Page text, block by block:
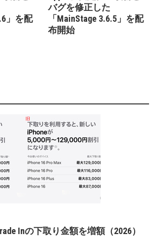
」を配
バグを修正した
「MainStage 3.6.5」を配
布開始
Inの下取り金額を増額（2026）